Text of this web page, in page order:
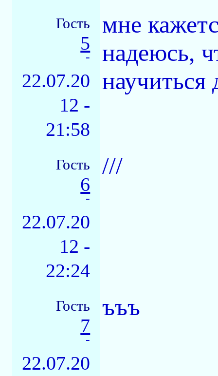
Гость
5
-
22.07.20
12 -
21:58
мне
надеюсь,
Гость
6
-
22.07.20
12 -
22:24
///
Гость
7
-
22.07.20
ъъъ